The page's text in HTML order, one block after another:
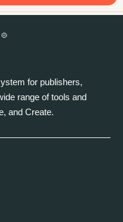
for publishers,
range of tools and
and Create.